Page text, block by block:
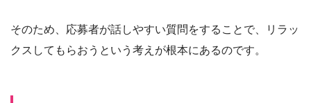
そのため、応募者が話しやすい質問をすることで、リラッ
クスしてもらおうという考えが根本にあるのです。